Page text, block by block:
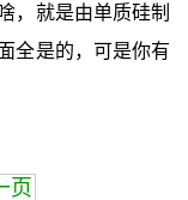
，就是由单质硅制
全是的，可是你有
页